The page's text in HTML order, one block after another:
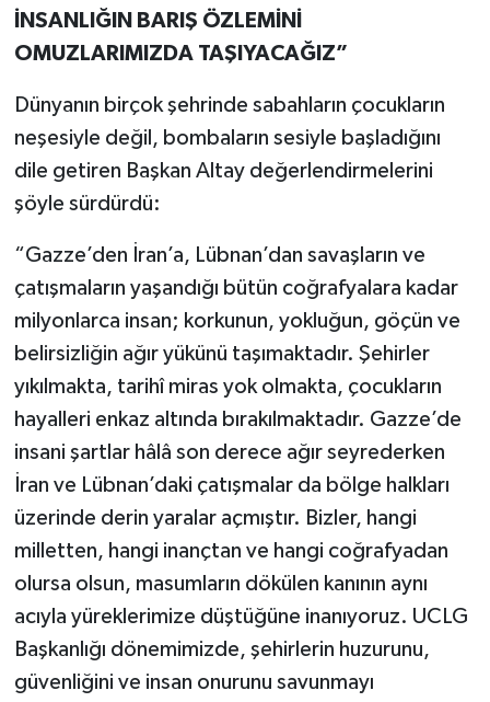
İNSANLIĞIN BARIŞ ÖZLEMİNİ
OMUZLARIMIZDA TAŞIYACAĞIZ”
Dünyanın birçok şehrinde sabahların çocukların
neşesiyle değil, bombaların sesiyle başladığını
dile getiren Başkan Altay değerlendirmelerini
şöyle sürdürdü:
“Gazze’den İran’a, Lübnan’dan savaşların ve
çatışmaların yaşandığı bütün coğrafyalara kadar
milyonlarca insan; korkunun, yokluğun, göçün ve
belirsizliğin ağır yükünü taşımaktadır. Şehirler
yıkılmakta, tarihî miras yok olmakta, çocukların
hayalleri enkaz altında bırakılmaktadır. Gazze’de
insani şartlar hâlâ son derece ağır seyrederken
İran ve Lübnan’daki çatışmalar da bölge halkları
üzerinde derin yaralar açmıştır. Bizler, hangi
milletten, hangi inançtan ve hangi coğrafyadan
olursa olsun, masumların dökülen kanının aynı
acıyla yüreklerimize düştüğüne inanıyoruz. UCLG
Başkanlığı dönemimizde, şehirlerin huzurunu,
güvenliğini ve insan onurunu savunmayı